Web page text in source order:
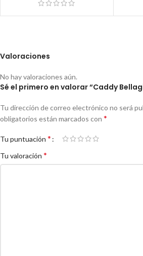
Valoraciones
No hay valoraciones aún.
Sé el primero en valorar “Caddy
Tu dirección de correo electrónico no será
obligatorios están marcados con *
Tu puntuación *
Tu valoración *